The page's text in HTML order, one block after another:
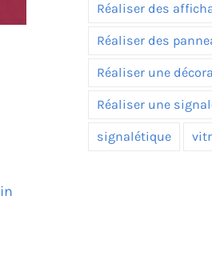
Réaliser des
Réaliser des
Réaliser une
Réaliser une
signalétique